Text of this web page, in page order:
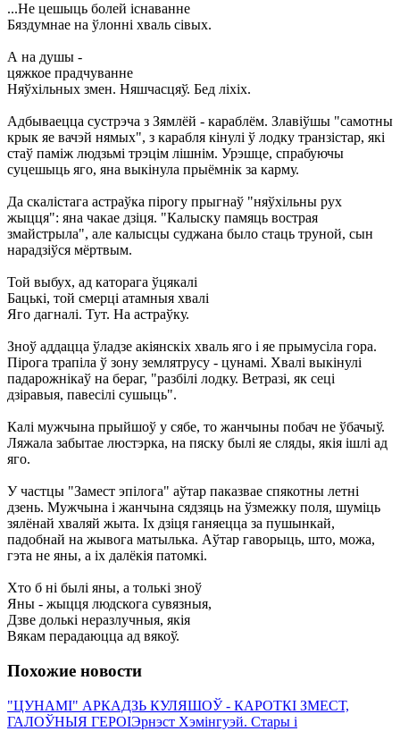
...Не цешыць болей існаванне
Бяздумнае на ўлонні хваль сівых.
А на душы -
цяжкое прадчуванне
Няўхільных змен. Няшчасцяў. Бед ліхіх.
Адбываецца сустрэча з Зямлёй - караблём. Злавіўшы "самотны
крык яе вачэй нямых", з карабля кінулі ў лодку транзістар, які
стаў паміж людзьмі трэцім лішнім. Урэшце, спрабуючы
суцешыць яго, яна выкінула прыёмнік за карму.
Да скалістага астраўка пірогу прыгнаў "няўхільны рух
жыцця": яна чакае дзіця. "Калыску памяць вострая
змайстрыла", але калысцы суджана было стаць труной, сын
нарадзіўся мёртвым.
Той выбух, ад каторага ўцякалі
Бацькі, той смерці атамныя хвалі
Яго дагналі. Тут. На астраўку.
Зноў аддацца ўладзе акіянскіх хваль яго і яе прымусіла гора.
Пірога трапіла ў зону землятрусу - цунамі. Хвалі выкінулі
падарожнікаў на бераг, "разбілі лодку. Ветразі, як сеці
дзіравыя, павесілі сушыць".
Калі мужчына прыйшоў у сябе, то жанчыны побач не ўбачыў.
Ляжала забытае люстэрка, на пяску былі яе сляды, якія ішлі ад
яго.
У частцы "Замест эпілога" аўтар паказвае спякотны летні
дзень. Мужчына і жанчына сядзяць на ўзмежку поля, шуміць
зялёнай хваляй жыта. Іх дзіця ганяецца за пушынкай,
падобнай на жывога матылька. Аўтар гаворыць, што, можа,
гэта не яны, а іх далёкія патомкі.
Хто б ні былі яны, а толькі зноў
Яны - жыцця людскога сувязныя,
Дзве долькі неразлучныя, якія
Вякам перадаюцца ад вякоў.
Похожие новости
"ЦУНАМІ" АРКАДЗЬ КУЛЯШОЎ - КАРОТКІ ЗМЕСТ,
ГАЛОЎНЫЯ ГЕРОІЭрнэст Хэмінгуэй. Стары і